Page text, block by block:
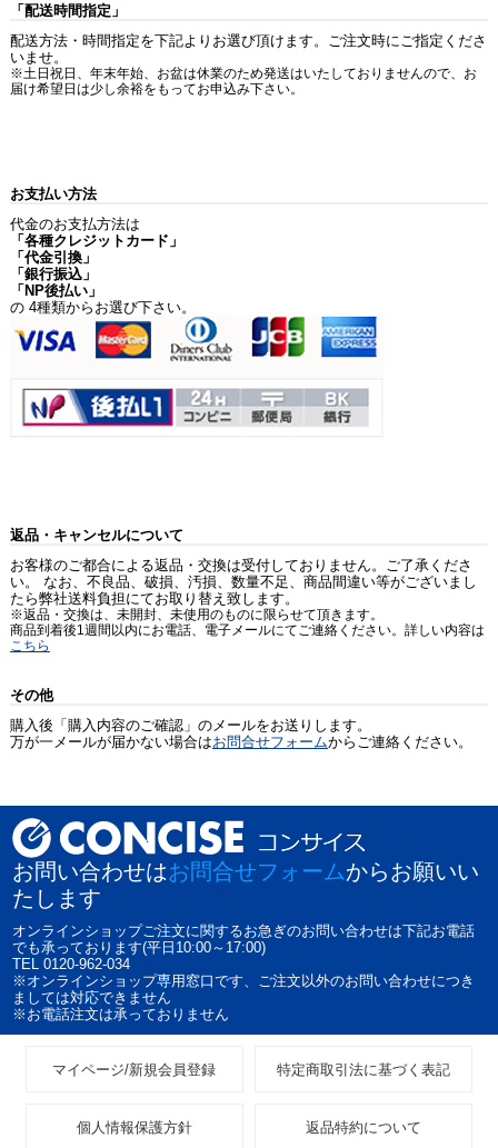
「配送時間指定」
配送方法・時間指定を下記よりお選び頂けます。ご注文時にご指定くださ
いませ。
※土日祝日、年末年始、お盆は休業のため発送はいたしておりませんので、お
届け希望日は少し余裕をもってお申込み下さい。
お支払い方法
代金のお支払方法は
「各種クレジットカード」
「代金引換」
「銀行振込」
「NP後払い」
の 4種類からお選び下さい。
返品・キャンセルについて
お客様のご都合による返品・交換は受付しておりません。ご了承くださ
い。 なお、不良品、破損、汚損、数量不足、商品間違い等がございまし
たら弊社送料負担にてお取り替え致します。
※返品・交換は、未開封、未使用のものに限らせて頂きます。
商品到着後1週間以内にお電話、電子メールにてご連絡ください。詳しい内容は
こちら
その他
購入後「購入内容のご確認」のメールをお送りします。
万が一メールが届かない場合はお問合せフォームからご連絡ください。
お問い合わせはお問合せフォームからお願いい
たします
オンラインショップご注文に関するお急ぎのお問い合わせは下記お電話
でも承っております(平日10:00～17:00)
TEL 0120-962-034
※オンラインショップ専用窓口です、ご注文以外のお問い合わせにつき
ましては対応できません
※お電話注文は承っておりません
マイページ/新規会員登録 特定商取引法に基づく表記
個人情報保護方針 返品特約について